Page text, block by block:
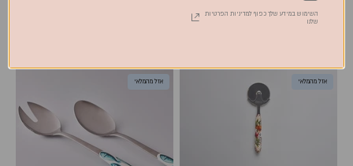
חלקים
אזל מהמלאי אזל מהמלאי
השימוש במידע שלך כפוף למדיניות הפרטיות
שלנו